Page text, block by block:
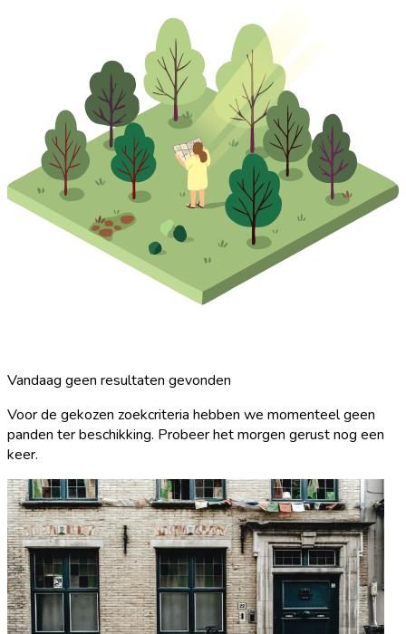
Vandaag geen resultaten gevonden
Voor de gekozen zoekcriteria hebben we momenteel geen
panden ter beschikking. Probeer het morgen gerust nog een
keer.